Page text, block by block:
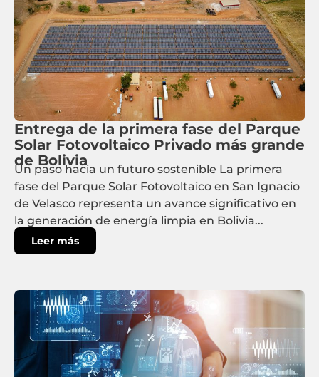
Entrega de la primera fase del Parque
Solar Fotovoltaico Privado más grande
de Bolivia
Un paso hacia un futuro sostenible La primera
fase del Parque Solar Fotovoltaico en San Ignacio
de Velasco representa un avance significativo en
la generación de energía limpia en Bolivia...
Leer más